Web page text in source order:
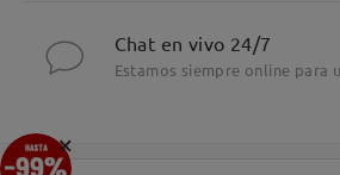
Chat en vivo 24/7
Estamos siempre online para
×